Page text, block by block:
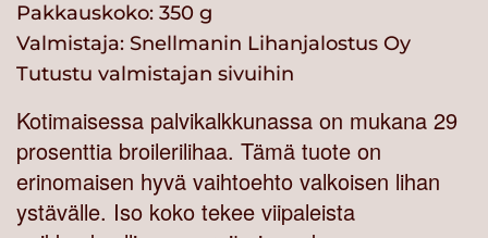
Pakkauskoko: 350 g
Valmistaja: Snellmanin Lihanjalostus Oy
Tutustu valmistajan sivuihin
Kotimaisessa palvikalkkunassa on mukana 29
prosenttia broilerilihaa. Tämä tuote on
erinomaisen hyvä vaihtoehto valkoisen lihan
ystävälle. Iso koko tekee viipaleista